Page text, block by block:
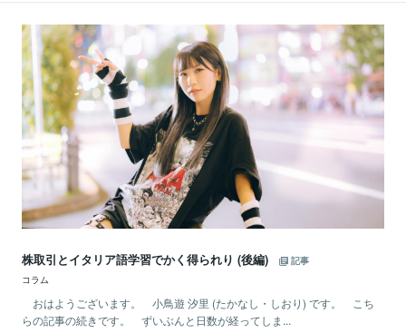
株取引とイタリア語学習でかく得られり (後編)
記事
コラム
おはようございます。 小鳥遊 汐里 (たかなし・しおり) です。 こち
らの記事の続きです。 ずいぶんと日数が経ってしま...